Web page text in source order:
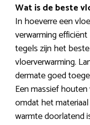
Wat is de beste
In hoeverre een
verwarming
tegels zijn het
vloerverwarming.
dermate goed
Een massief
omdat het
warmte doorlatend